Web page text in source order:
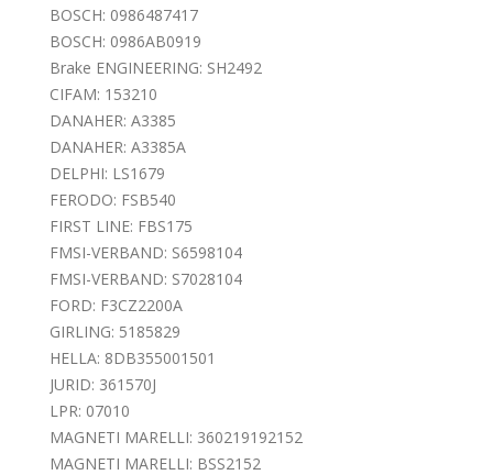
BOSCH: 0986487417
BOSCH: 0986AB0919
Brake ENGINEERING: SH2492
CIFAM: 153210
DANAHER: A3385
DANAHER: A3385A
DELPHI: LS1679
FERODO: FSB540
FIRST LINE: FBS175
FMSI-VERBAND: S6598104
FMSI-VERBAND: S7028104
FORD: F3CZ2200A
GIRLING: 5185829
HELLA: 8DB355001501
JURID: 361570J
LPR: 07010
MAGNETI MARELLI: 360219192152
MAGNETI MARELLI: BSS2152